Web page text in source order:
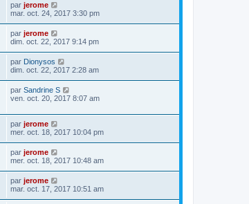
par jerome
mar. oct. 24, 2017 3:30 pm
par jerome
dim. oct. 22, 2017 9:14 pm
par Dionysos
dim. oct. 22, 2017 2:28 am
par Sandrine S
ven. oct. 20, 2017 8:07 am
par jerome
mer. oct. 18, 2017 10:04 pm
par jerome
mer. oct. 18, 2017 10:48 am
par jerome
mar. oct. 17, 2017 10:51 am